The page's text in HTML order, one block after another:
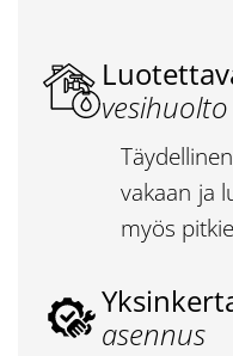
vesihuolto
vakaan ja
myös
asennus